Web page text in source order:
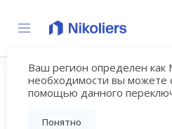
Ваш регион определен как
необходимости вы можете
помощью данного
Понятно
Квартиры в